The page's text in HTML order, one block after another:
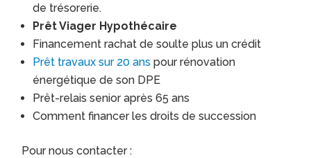
de trésorerie.
Prêt Viager Hypothécaire
Financement rachat de soulte plus un crédit
Prêt travaux sur 20 ans pour rénovation
énergétique de son DPE
Prêt-relais senior après 65 ans
Comment financer les droits de succession
Pour nous contacter :